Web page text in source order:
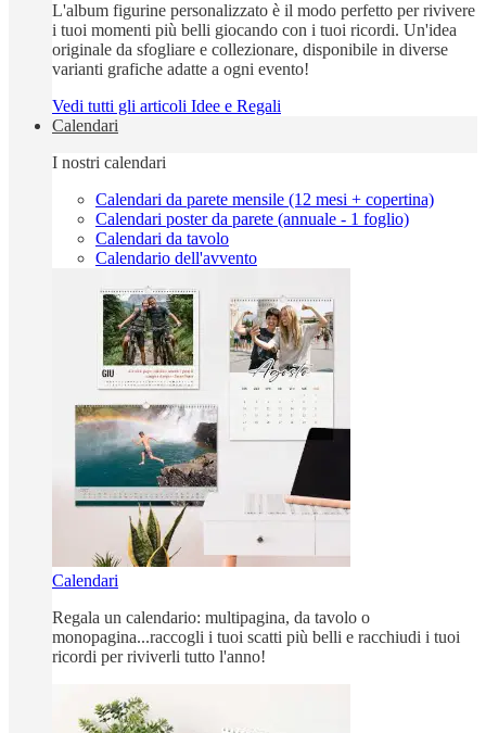
L'album figurine personalizzato è il modo perfetto per rivivere
i tuoi momenti più belli giocando con i tuoi ricordi. Un'idea
originale da sfogliare e collezionare, disponibile in diverse
varianti grafiche adatte a ogni evento!
Vedi tutti gli articoli Idee e Regali
Calendari
I nostri calendari
Calendari da parete mensile (12 mesi + copertina)
Calendari poster da parete (annuale - 1 foglio)
Calendari da tavolo
Calendario dell'avvento
Calendari
Regala un calendario: multipagina, da tavolo o
monopagina...raccogli i tuoi scatti più belli e racchiudi i tuoi
ricordi per riviverli tutto l'anno!